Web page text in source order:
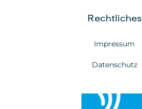
Rechtliches
Impressum
Datenschutz